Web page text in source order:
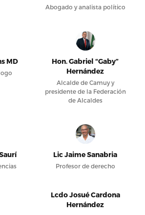
Abogado y analista político
MD
Hon. Gabriel “Gaby”
Hernández
Alcalde de Camuy y
presidente de la Federación
de Alcaldes
Lic Jaime Sanabria
Profesor de derecho
Lcdo Josué Cardona
Hernández